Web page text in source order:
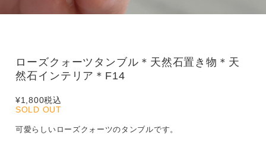
ローズクォーツタンブル＊天然石置き物＊天
然石インテリア＊F14
¥1,800税込
SOLD OUT
可愛らしいローズクォーツのタンブルです。